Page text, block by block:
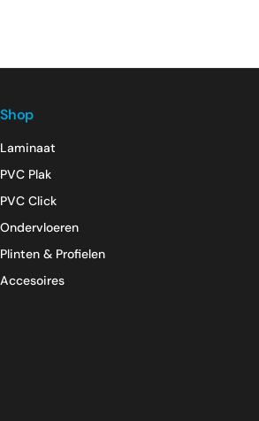
Shop
Laminaat
PVC Plak
PVC Click
Ondervloeren
Plinten & Profielen
Accesoires